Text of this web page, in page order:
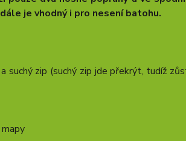
je vhodný i pro nesení batohu.
suchý zip (suchý zip jde překrýt, tudíž